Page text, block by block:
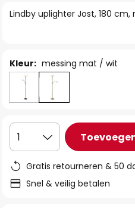
de
Lindby uplighter Jost, 180 cm,
Kleur: messing mat / wit
1
Gratis retourneren & 50
Snel & veilig betalen